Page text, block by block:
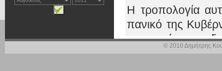
Η τροπολογία
πανικό της
προκειμένου να
πάνω στην
© 2010 Δημήτρης